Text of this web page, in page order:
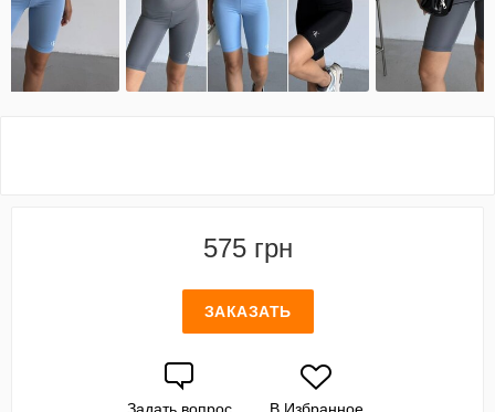
575 грн
ЗАКАЗАТЬ